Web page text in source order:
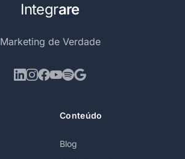
Integrare
Marketing de Verdade
Conteúdo
Blog